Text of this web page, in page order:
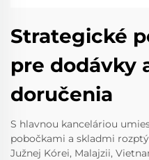
Strategické
pre dodávky
doručenia
S hlavnou kanceláriou
pobočkami a skladmi
Južnej Kórei, Malajzii,